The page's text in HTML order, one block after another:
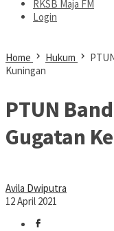
RKSB Maja FM
Login
Home Hukum
Kuningan
PTUN
Gugatan
Avila Dwiputra
12 April 2021